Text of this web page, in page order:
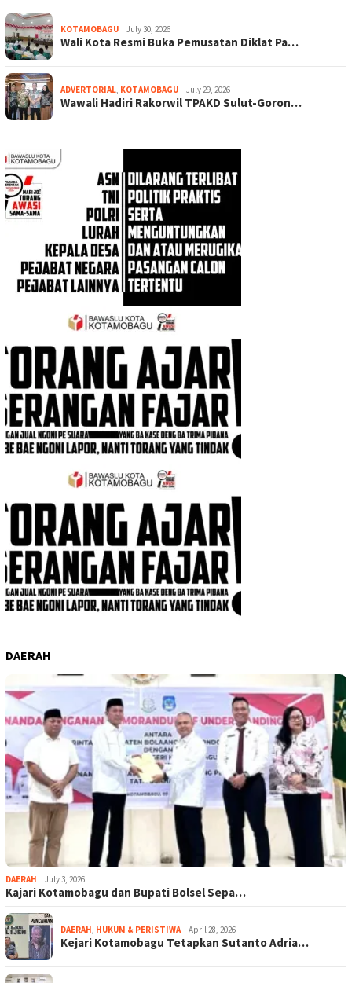
KOTAMOBAGU July 30, 2026
Wali Kota Resmi Buka Pemusatan Diklat Pa…
ADVERTORIAL, KOTAMOBAGU July 29, 2026
Wawali Hadiri Rakorwil TPAKD Sulut-Goron…
DAERAH
DAERAH July 3, 2026
Kajari Kotamobagu dan Bupati Bolsel Sepa…
DAERAH, HUKUM & PERISTIWA April 28, 2026
Kejari Kotamobagu Tetapkan Sutanto Adria…